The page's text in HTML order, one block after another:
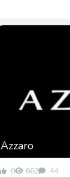
Azzaro
0 662 44